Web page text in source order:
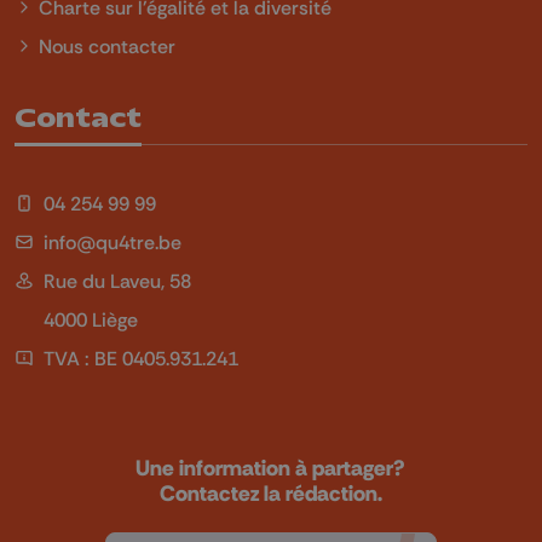
Charte sur l'égalité et la diversité
Nous contacter
Contact
04 254 99 99
info@qu4tre.be
Rue du Laveu, 58
4000 Liège
TVA : BE 0405.931.241
Une information à partager?
Contactez la rédaction.